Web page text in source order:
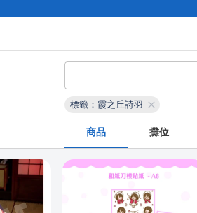
標籤：霞之丘詩羽
商品 攤位